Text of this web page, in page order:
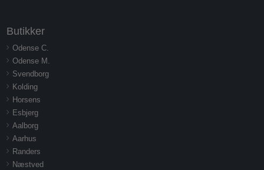
Butikker
Odense C.
Odense M.
Svendborg
Kolding
Horsens
Esbjerg
Aalborg
Aarhus
Randers
Næstved